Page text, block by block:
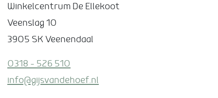
Winkelcentrum De Ellekoot
Veenslag 10
3905 SK Veenendaal
0318 – 526 510
info@gijsvandehoef.nl